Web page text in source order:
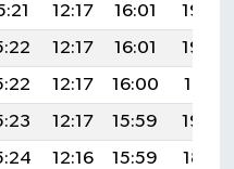
12:17 16:01
19:04
12:17 16:01
19:03
12:17 16:00
19:01
12:17 15:59
19:00
12:16 15:59
18:59